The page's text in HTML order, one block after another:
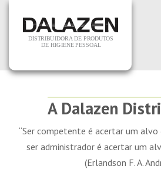
A Dalazen
“Ser competente é acertar um alvo
ser administrador é acertar um
(Erlandson F. A.